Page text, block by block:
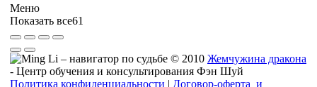
Меню
Показать все61
© 2010 Жемчужина дракона
- Центр обучения и консультирования Фэн Шуй
Политика конфиденциальности | Договор-оферта и